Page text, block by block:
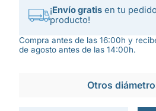
¡Envío gratis en tu
producto!
Compra antes de las 16:00h y
de agosto antes de las 14:00h.
Otros